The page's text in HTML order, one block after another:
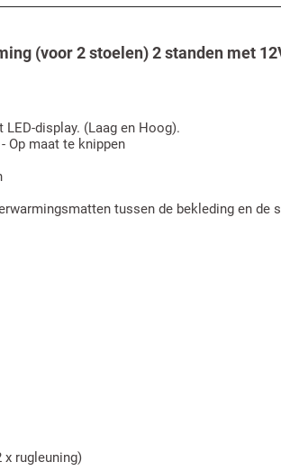
(voor 2 stoelen) 2 standen met
display. (Laag en Hoog).
Op maat te knippen
tussen de bekleding en de
rugleuning)